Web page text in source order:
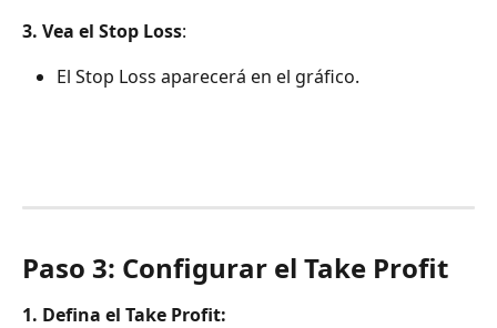
3. Vea el Stop Loss:
El Stop Loss aparecerá en el gráfico.
Paso 3: Configurar el Take Profit
1. Defina el Take Profit: